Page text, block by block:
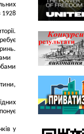
1928
у